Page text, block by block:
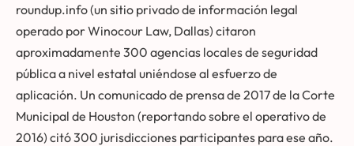
roundup.info (un sitio privado de información legal
operado por Winocour Law, Dallas) citaron
aproximadamente 300 agencias locales de seguridad
pública a nivel estatal uniéndose al esfuerzo de
aplicación. Un comunicado de prensa de 2017 de la Corte
Municipal de Houston (reportando sobre el operativo de
2016) citó 300 jurisdicciones participantes para ese año.